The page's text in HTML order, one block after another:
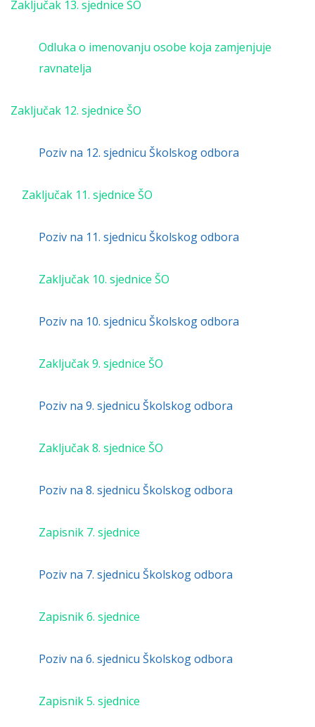
Zaključak 13. sjednice ŠO
Odluka o imenovanju osobe koja zamjenjuje
ravnatelja
Zaključak 12. sjednice ŠO
Poziv na 12. sjednicu Školskog odbora
Zaključak 11. sjednice ŠO
Poziv na 11. sjednicu Školskog odbora
Zaključak 10. sjednice ŠO
Poziv na 10. sjednicu Školskog odbora
Zaključak 9. sjednice ŠO
Poziv na 9. sjednicu Školskog odbora
Zaključak 8. sjednice ŠO
Poziv na 8. sjednicu Školskog odbora
Zapisnik 7. sjednice
Poziv na 7. sjednicu Školskog odbora
Zapisnik 6. sjednice
Poziv na 6. sjednicu Školskog odbora
Zapisnik 5. sjednice